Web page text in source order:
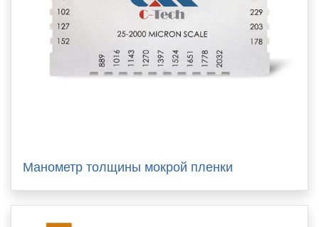
Манометр толщины мокрой пленки